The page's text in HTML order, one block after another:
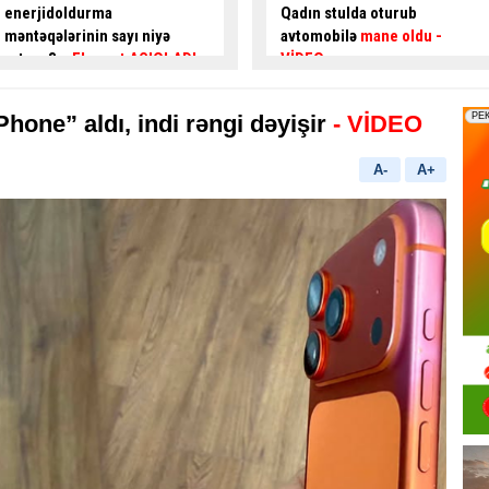
Qadın stulda oturub
avtomobiləmane oldu-
VİDEO
TƏMİR İŞLƏRİNƏ BAŞLANILIR
aldı, indi rəngi dəyişir - VİDEO
A- A+